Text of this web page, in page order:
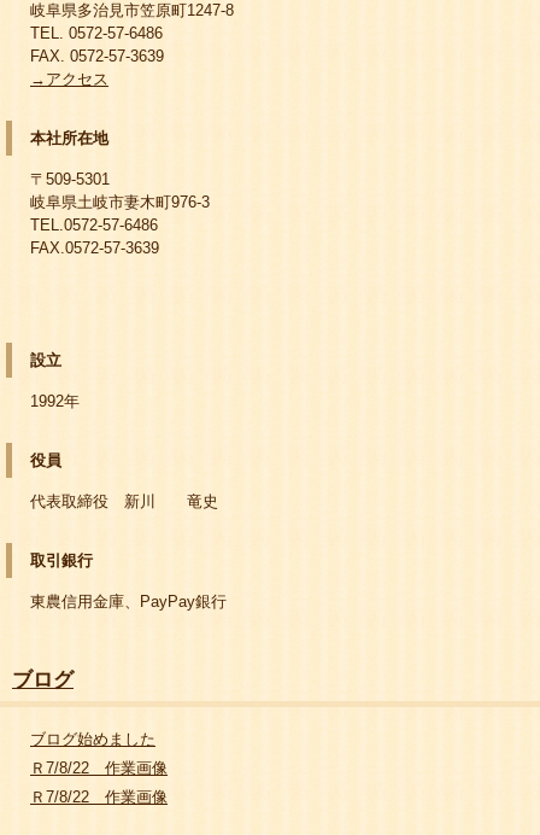
岐阜県多治見市笠原町1247-8
TEL. 0572-57-6486
FAX. 0572-57-3639
→アクセス
本社所在地
〒509-5301
岐阜県土岐市妻木町976-3
TEL.0572-57-6486
FAX.0572-57-3639
設立
1992年
役員
代表取締役 新川 竜史
取引銀行
東農信用金庫、PayPay銀行
ブログ
ブログ始めました
Ｒ7/8/22 作業画像
Ｒ7/8/22 作業画像